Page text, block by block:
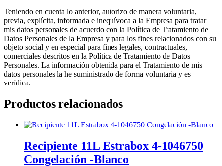
Teniendo en cuenta lo anterior, autorizo de manera voluntaria,
previa, explícita, informada e inequívoca a la Empresa para tratar
mis datos personales de acuerdo con la Política de Tratamiento de
Datos Personales de la Empresa y para los fines relacionados con su
objeto social y en especial para fines legales, contractuales,
comerciales descritos en la Política de Tratamiento de Datos
Personales. La información obtenida para el Tratamiento de mis
datos personales la he suministrado de forma voluntaria y es
verídica.
Productos relacionados
Recipiente 11L Estrabox 4-1046750
Congelación -Blanco